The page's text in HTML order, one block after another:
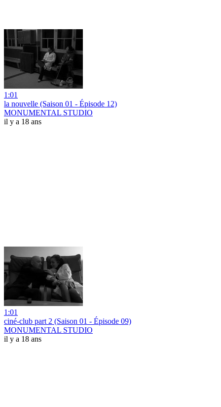
1:01
la nouvelle (Saison 01 - Épisode 12)
MONUMENTAL STUDIO
il y a 18 ans
1:01
ciné-club part 2 (Saison 01 - Épisode 09)
MONUMENTAL STUDIO
il y a 18 ans